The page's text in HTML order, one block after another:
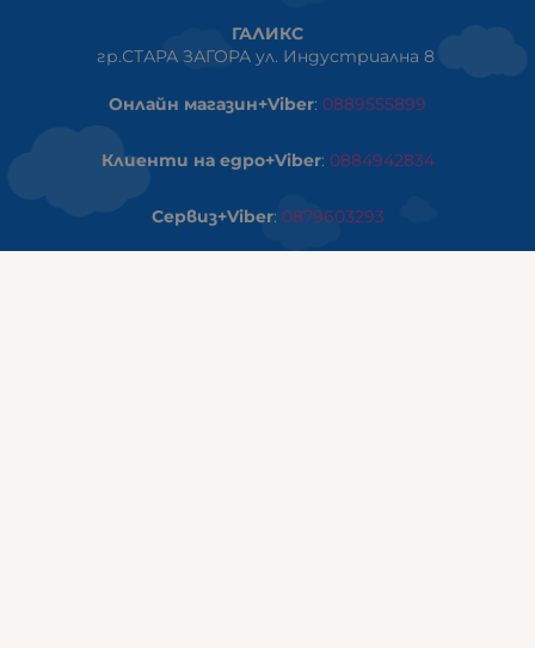
ГАЛИКС
гр.СТАРА ЗАГОРА ул. Индустриална 8
Онлайн магазин+Viber: 0889555899
Клиенти на едро+Viber: 0884942834
Сервиз+Viber: 0879603293